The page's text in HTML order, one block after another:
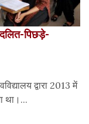
पिछड़े-
द्वारा 2013 में
था।...